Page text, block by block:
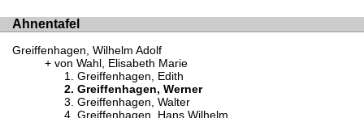
Ahnentafel
Greiffenhagen, Wilhelm Adolf
von Wahl, Elisabeth Marie
Greiffenhagen, Edith
Greiffenhagen, Werner
Greiffenhagen, Walter
Greiffenhagen, Hans Wilhelm